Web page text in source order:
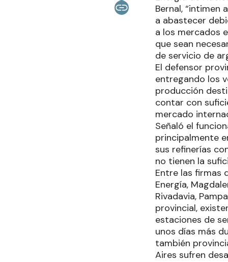
Bernal,
a abastecer
a los mercados
que sean
de servicio de
El defensor
entregando los
producción
contar con
mercado
Señaló el
principalmente
sus refinerías
no tienen la
Entre las firmas
Energía,
Rivadavia,
provincial,
estaciones de
unos días más
también
Aires sufren